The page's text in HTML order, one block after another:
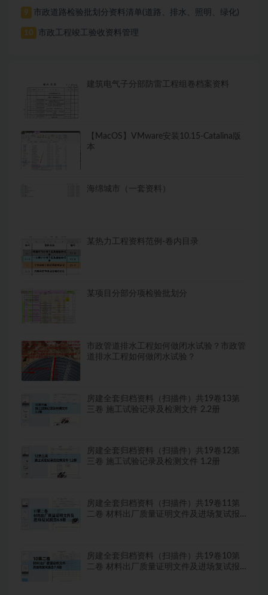
9 市政道路检验批划分资料清单(道路、排水、照明、绿化)
10 市政工程竣工验收资料管理
建筑电气子分部防雷工程组卷档案资料
【MacOS】VMware安装10.15-Catalina版
本
海绵城市（一套资料）
某热力工程资料范例-卷内目录
某项目分部分项检验批划分
市政管道排水工程如何做闭水试验？市政管
道排水工程如何做闭水试验？
房建全套归档资料（扫描件）共19卷13第
三卷 施工试验记录及检测文件 2.2册
房建全套归档资料（扫描件）共19卷12第
三卷 施工试验记录及检测文件 1.2册
房建全套归档资料（扫描件）共19卷11第
二卷 材料出厂质量证明文件及进场复试报
房建全套归档资料（扫描件）共19卷10第
二卷 材料出厂质量证明文件及进场复试报